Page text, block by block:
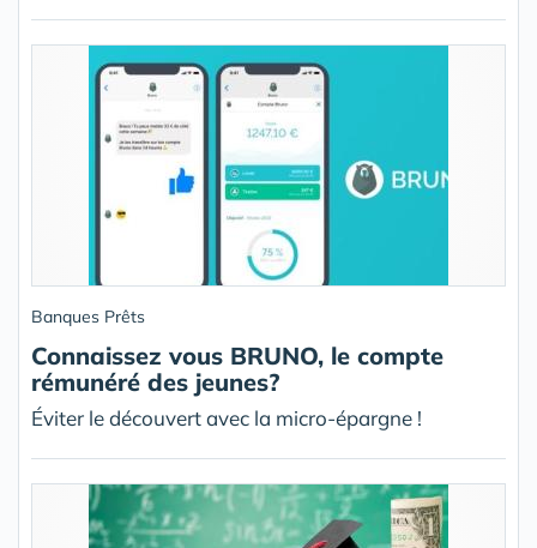
Banques Prêts
Connaissez vous BRUNO, le compte
rémunéré des jeunes?
Éviter le découvert avec la micro-épargne !